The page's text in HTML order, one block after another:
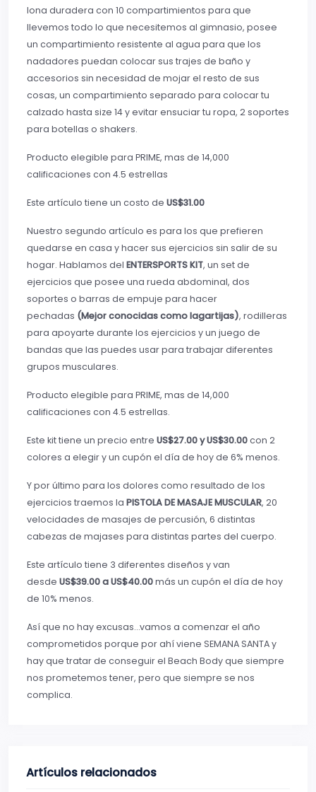
lona duradera con 10 compartimientos para que
llevemos todo lo que necesitemos al gimnasio, posee
un compartimiento resistente al agua para que los
nadadores puedan colocar sus trajes de baño y
accesorios sin necesidad de mojar el resto de sus
cosas, un compartimiento separado para colocar tu
calzado hasta size 14 y evitar ensuciar tu ropa, 2 soportes
para botellas o shakers.
Producto elegible para PRIME, mas de 14,000
calificaciones con 4.5 estrellas
Este artículo tiene un costo de US$31.00
Nuestro segundo artículo es para los que prefieren
quedarse en casa y hacer sus ejercicios sin salir de su
hogar. Hablamos del ENTERSPORTS KIT, un set de
ejercicios que posee una rueda abdominal, dos
soportes o barras de empuje para hacer
pechadas (Mejor conocidas como lagartijas), rodilleras
para apoyarte durante los ejercicios y un juego de
bandas que las puedes usar para trabajar diferentes
grupos musculares.
Producto elegible para PRIME, mas de 14,000
calificaciones con 4.5 estrellas.
Este kit tiene un precio entre US$27.00 y US$30.00con 2
colores a elegir y un cupón el día de hoy de 6% menos.
Y por último para los dolores como resultado de los
ejercicios traemos la PISTOLA DE MASAJE MUSCULAR, 20
velocidades de masajes de percusión, 6 distintas
cabezas de majases para distintas partes del cuerpo.
Este artículo tiene 3 diferentes diseños y van
desde US$39.00 a US$40.00más un cupón el día de hoy
de 10% menos.
Así que no hay excusas…vamos a comenzar el año
comprometidos porque por ahí viene SEMANA SANTA y
hay que tratar de conseguir el Beach Body que siempre
nos prometemos tener, pero que siempre se nos
complica.
Artículos relacionados